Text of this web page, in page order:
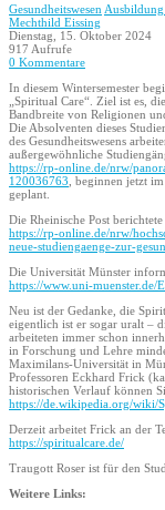
Gesundheitswesen
Mechthild Eissing
Dienstag, 15. Oktober 2024
917 Aufrufe
0 Kommentare
In diesem Wintersemester
„Spiritual Care“. Ziel ist es,
Bandbreite von Religionen
Die Absolventen dieses
des Gesundheitswesens
außergewöhnliche
https://rp-online.de/nrw/
120036763 , beginnen jetzt
geplant.
Die Rheinische Post
https://rp-online.de/nrw/
neue-studiengaenge-zur-
Die Universität Münster
https://www.uni-muenster.de/
Neu ist der Gedanke, die
eigentlich ist er sogar uralt –
arbeiteten immer schon
in Forschung und Lehre
Maximilans-Universität in
Professoren Eckhard Frick
historischen Verlauf können
https://de.wikipedia.org/wiki/
Derzeit arbeitet Frick an der
https://spiritualcare.de/
Traugott Roser ist für den
Weitere Links: